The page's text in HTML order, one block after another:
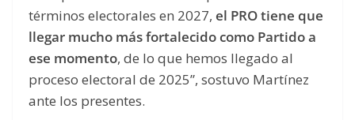
términos electorales en 2027, el PRO tiene que
llegar mucho más fortalecido como Partido a
ese momento, de lo que hemos llegado al
proceso electoral de 2025”, sostuvo Martínez
ante los presentes.